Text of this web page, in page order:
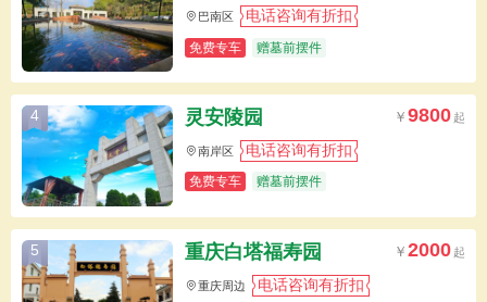
巴南区 电话咨询有折扣
免费专车 赠墓前摆件
4 灵安陵园 9800
南岸区 电话咨询有折扣
免费专车 赠墓前摆件
5 重庆白塔福寿园 2000
重庆周边 电话咨询有折扣